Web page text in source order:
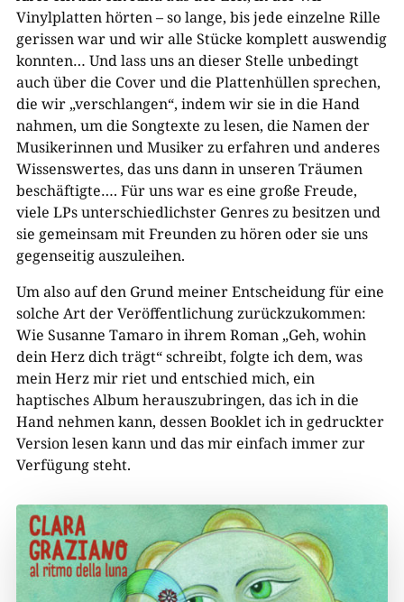
Vinylplatten hörten – so lange, bis jede einzelne Rille
gerissen war und wir alle Stücke komplett auswendig
konnten… Und lass uns an dieser Stelle unbedingt
auch über die Cover und die Plattenhüllen sprechen,
die wir „verschlangen“, indem wir sie in die Hand
nahmen, um die Songtexte zu lesen, die Namen der
Musikerinnen und Musiker zu erfahren und anderes
Wissenswertes, das uns dann in unseren Träumen
beschäftigte…. Für uns war es eine große Freude,
viele LPs unterschiedlichster Genres zu besitzen und
sie gemeinsam mit Freunden zu hören oder sie uns
gegenseitig auszuleihen.
Um also auf den Grund meiner Entscheidung für eine
solche Art der Veröffentlichung zurückzukommen:
Wie Susanne Tamaro in ihrem Roman „Geh, wohin
dein Herz dich trägt“ schreibt, folgte ich dem, was
mein Herz mir riet und entschied mich, ein
haptisches Album herauszubringen, das ich in die
Hand nehmen kann, dessen Booklet ich in gedruckter
Version lesen kann und das mir einfach immer zur
Verfügung steht.